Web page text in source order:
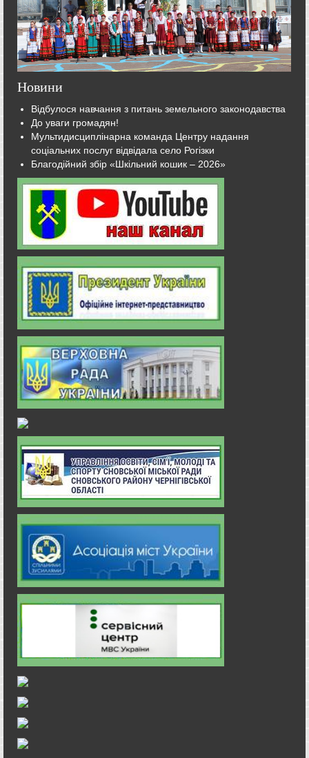
Новини
Відбулося навчання з питань земельного законодавства
До уваги громадян!
Мультидисциплінарна команда Центру надання
соціальних послуг відвідала село Рогізки
Благодійний збір «Шкільний кошик – 2026»